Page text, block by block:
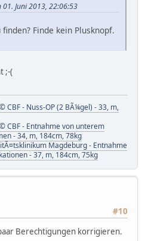
Juni 2013, 22:06:53
Finde kein Plusknopf.
;-(
- Nuss-OP (2 BÃ¼gel) - 33, m,
CBF - Entnahme von unterem
- 34, m, 184cm, 78kg
Magdeburg - Entnahme
- 37, m, 184cm, 75kg
#10
Berechtigungen korrigieren.